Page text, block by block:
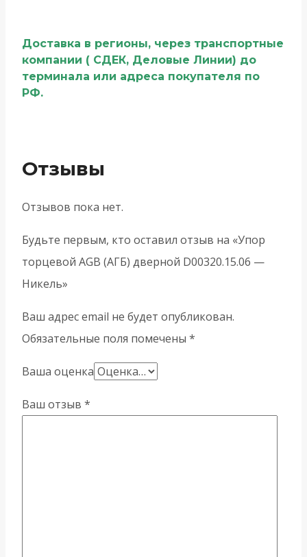
Доставка в регионы, через транспортные
компании ( СДЕК, Деловые Линии) до
терминала или адреса покупателя по
РФ.
Отзывы
Отзывов пока нет.
Будьте первым, кто оставил отзыв на «Упор
торцевой AGB (АГБ) дверной D00320.15.06 —
Никель»
Ваш адрес email не будет опубликован.
Обязательные поля помечены *
Ваша оценка
Ваш отзыв *